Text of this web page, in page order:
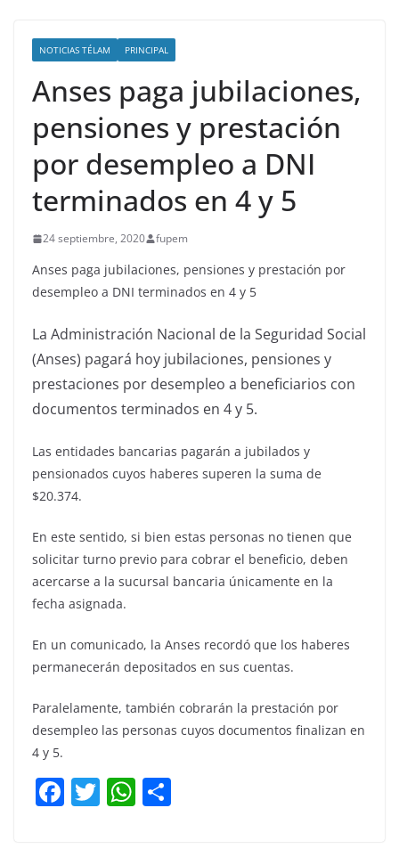
NOTICIAS TÉLAM PRINCIPAL
Anses paga jubilaciones,
pensiones y prestación
por desempleo a DNI
terminados en 4 y 5
24 septiembre, 2020 fupem
Anses paga jubilaciones, pensiones y prestación por
desempleo a DNI terminados en 4 y 5
La Administración Nacional de la Seguridad Social
(Anses) pagará hoy jubilaciones, pensiones y
prestaciones por desempleo a beneficiarios con
documentos terminados en 4 y 5.
Las entidades bancarias pagarán a jubilados y
pensionados cuyos haberes superen la suma de
$20.374.
En este sentido, si bien estas personas no tienen que
solicitar turno previo para cobrar el beneficio, deben
acercarse a la sucursal bancaria únicamente en la
fecha asignada.
En un comunicado, la Anses recordó que los haberes
permanecerán depositados en sus cuentas.
Paralelamente, también cobrarán la prestación por
desempleo las personas cuyos documentos finalizan en
4 y 5.
F T W